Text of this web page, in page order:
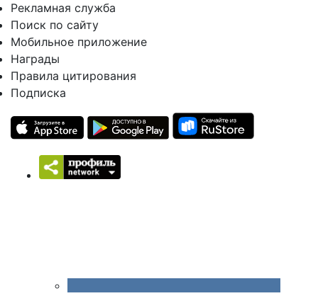
Рекламная служба
Поиск по сайту
Мобильное приложение
Награды
Правила цитирования
Подписка